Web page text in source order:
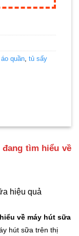
quần tủ sấy
đang tìm hiểu về
hiệu quả
về máy hút sữa
hút sữa trên thị